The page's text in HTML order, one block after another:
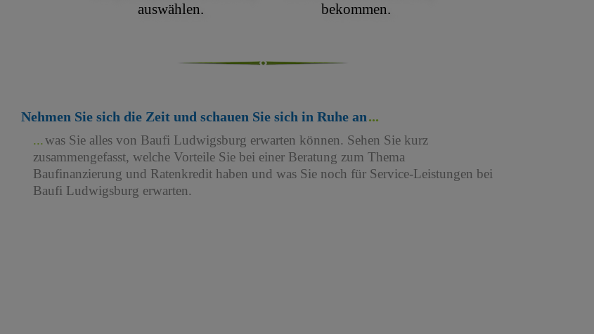
auswählen.
bekommen.
Nehmen Sie sich die Zeit und schauen Sie sich in Ruhe an
was Sie alles von Baufi Ludwigsburg erwarten können. Sehen Sie kurz
zusammengefasst, welche Vorteile Sie bei einer Beratung zum Thema
Baufinanzierung und Ratenkredit haben und was Sie noch für Service-Leistungen bei
Baufi Ludwigsburg erwarten.